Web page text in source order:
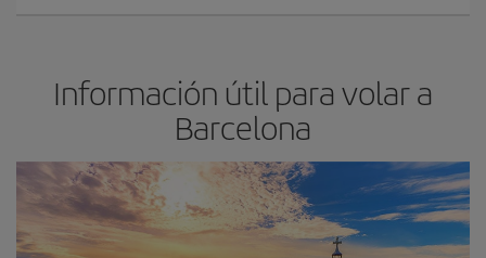
Información útil para volar a
Barcelona